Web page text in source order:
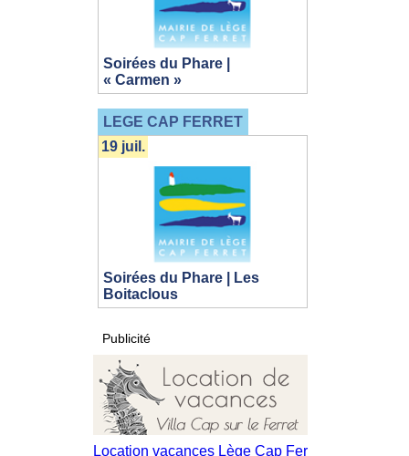
Soirées du Phare |
« Carmen »
LEGE CAP FERRET
Soirées du Phare | Les
Boitaclous
19 juil.
Publicité